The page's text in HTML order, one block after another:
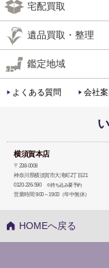
宅配買取
遺品買取・整理
鑑定地域
よくある質問 会社
横須賀本店
〒238-0008
神奈川県横須賀市大滝町2丁目21
0120-226-590
※持ち込み要予約
営業時間 9:00～19:00（年中無休）
HOMEへ戻る